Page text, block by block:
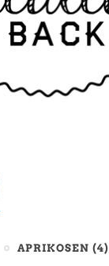
APRIKOSEN (4)